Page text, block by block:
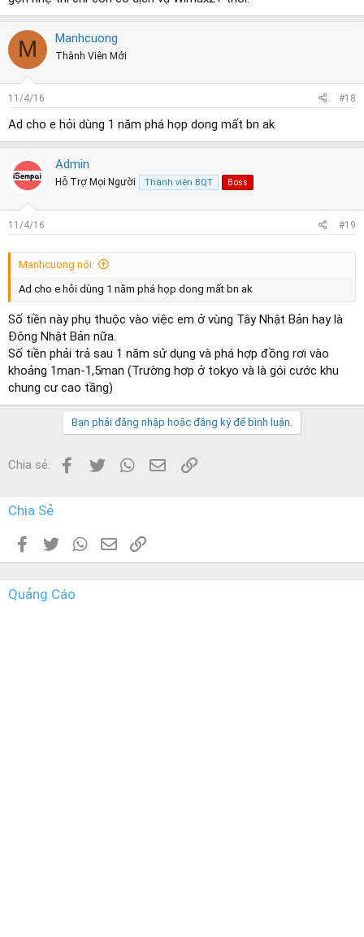
M Manhcuong
Thành Viên Mới
11/4/16 #18
Ad cho e hỏi dùng 1 năm phá họp dong mất bn ak
Admin
Hỗ Trợ Mọi Người Thành viên BQT Boss
11/4/16 #19
Manhcuong nói:
Ad cho e hỏi dùng 1 năm phá họp dong mất bn ak
Số tiền này phụ thuộc vào việc em ở vùng Tây Nhật Bản hay là
Đông Nhật Bản nữa.
Số tiền phải trả sau 1 năm sử dụng và phá hợp đồng rơi vào
khoảng 1man-1,5man (Trường hợp ở tokyo và là gói cước khu
chung cư cao tầng)
Bạn phải đăng nhập hoặc đăng ký để bình luận.
Chia sẻ: Facebook
Twitter WhatsApp
EmailLink
Chia Sẻ
Facebook
TwitterWhatsApp
EmailLink
Quảng Cáo